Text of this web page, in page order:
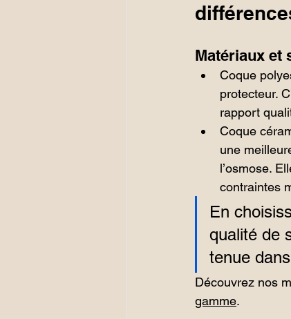
Matériaux et
Coque
protecteur.
rapport
Coque
une
l’osmose.
contraintes
En
qualité de
tenue
Découvrez nos
gamme.